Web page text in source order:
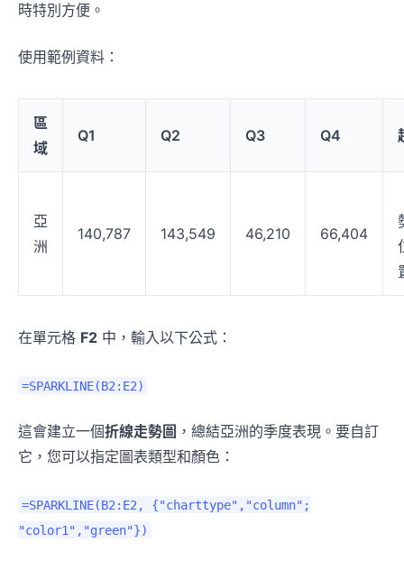
時特別方便。
使用範例資料：
區
域
Q1 Q2 Q3 Q4
亞
洲
140,787 143,549 46,210 66,404
在單元格 F2 中，輸入以下公式：
=SPARKLINE(B2:E2)
這會建立一個折線走勢圖 ，總結亞洲的季度表現。要自訂
它，您可以指定圖表類型和顏色：
=SPARKLINE(B2:E2, {"charttype","column";
"color1","green"})